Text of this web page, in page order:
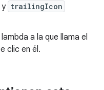
y trailingIcon
a la que llama el
clic en él.